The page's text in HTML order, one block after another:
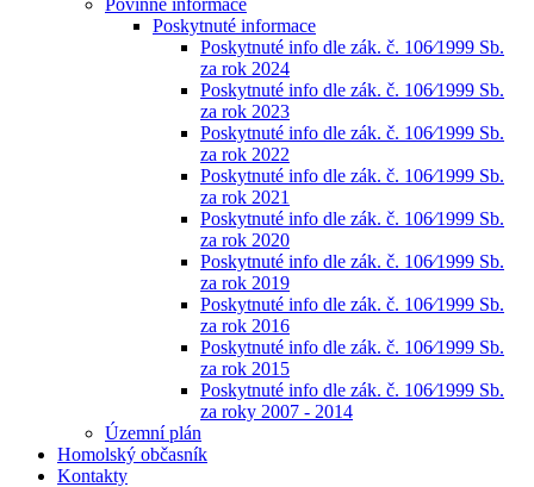
Povinné informace
Poskytnuté informace
Poskytnuté info dle zák. č. 106⁄1999 Sb.
za rok 2024
Poskytnuté info dle zák. č. 106⁄1999 Sb.
za rok 2023
Poskytnuté info dle zák. č. 106⁄1999 Sb.
za rok 2022
Poskytnuté info dle zák. č. 106⁄1999 Sb.
za rok 2021
Poskytnuté info dle zák. č. 106⁄1999 Sb.
za rok 2020
Poskytnuté info dle zák. č. 106⁄1999 Sb.
za rok 2019
Poskytnuté info dle zák. č. 106⁄1999 Sb.
za rok 2016
Poskytnuté info dle zák. č. 106⁄1999 Sb.
za rok 2015
Poskytnuté info dle zák. č. 106⁄1999 Sb.
za roky 2007 - 2014
Územní plán
Homolský občasník
Kontakty